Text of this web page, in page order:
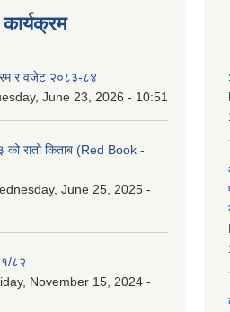
र वजेट २०८३-८४
June 23, 2026 - 10:51
रातो किताब (Red Book -
June 25, 2025 -
८२
November 15, 2024 -